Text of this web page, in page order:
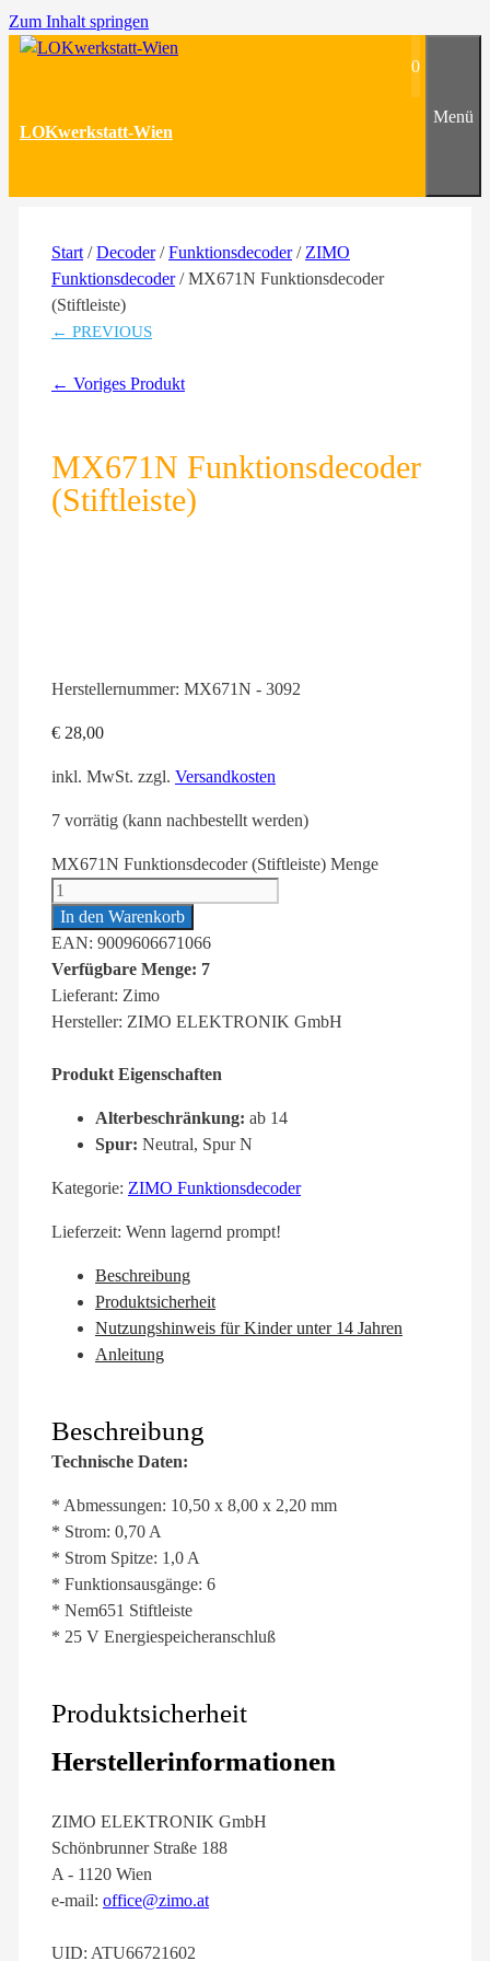
Zum Inhalt springen
LOKwerkstatt-Wien
0
Menü
Start /Decoder/Funktionsdecoder/ ZIMO
Funktionsdecoder/ MX671N Funktionsdecoder
(Stiftleiste)
← PREVIOUS
← Voriges Produkt
MX671N Funktionsdecoder
(Stiftleiste)
Herstellernummer: MX671N - 3092
€ 28,00
inkl. MwSt. zzgl. Versandkosten
7 vorrätig (kann nachbestellt werden)
MX671N Funktionsdecoder (Stiftleiste) Menge
In den Warenkorb
EAN: 9009606671066
Verfügbare Menge: 7
Lieferant: Zimo
Hersteller: ZIMO ELEKTRONIK GmbH
Produkt Eigenschaften
Alterbeschränkung: ab 14
Spur: Neutral, Spur N
Kategorie: ZIMO Funktionsdecoder
Lieferzeit: Wenn lagernd prompt!
Beschreibung
Produktsicherheit
Nutzungshinweis für Kinder unter 14 Jahren
Anleitung
Beschreibung
Technische Daten:
* Abmessungen: 10,50 x 8,00 x 2,20 mm
* Strom: 0,70 A
* Strom Spitze: 1,0 A
* Funktionsausgänge: 6
* Nem651 Stiftleiste
* 25 V Energiespeicheranschluß
Produktsicherheit
Herstellerinformationen
ZIMO ELEKTRONIK GmbH
Schönbrunner Straße 188
A - 1120 Wien
e-mail: office@zimo.at
UID: ATU66721602